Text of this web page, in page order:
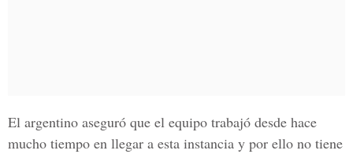
El argentino aseguró que el equipo trabajó desde hace
mucho tiempo en llegar a esta instancia y por ello no tiene